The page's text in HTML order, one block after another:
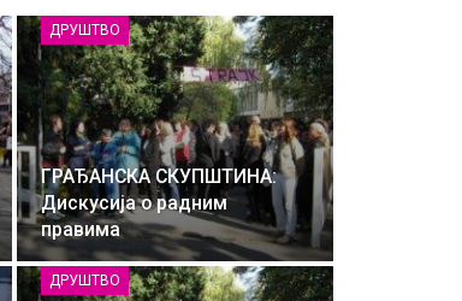
ДРУШТВО
ГРАЂАНСКА СКУПШТИНА:
Дискусија о радним
правима
ДРУШТВО